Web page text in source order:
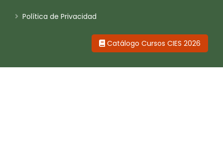
Política de Privacidad
Catálogo Cursos CIES 2026